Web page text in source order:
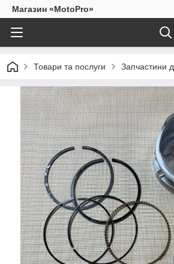
Магазин «MotoPro»
Товари та послуги Запчастини